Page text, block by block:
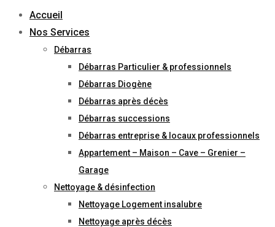
Accueil
Nos Services
Débarras
Débarras Particulier & professionnels
Débarras Diogène
Débarras après décès
Débarras successions
Débarras entreprise & locaux professionnels
Appartement – Maison – Cave – Grenier –
Garage
Nettoyage & désinfection
Nettoyage Logement insalubre
Nettoyage après décès